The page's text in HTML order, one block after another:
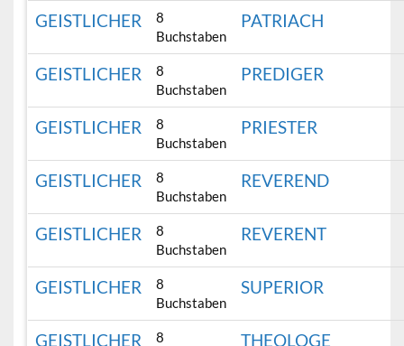
GEISTLICHER
8
Buchstaben
PATRIACH
GEISTLICHER
8
Buchstaben
PREDIGER
GEISTLICHER
8
Buchstaben
PRIESTER
GEISTLICHER
8
Buchstaben
REVEREND
GEISTLICHER
8
Buchstaben
REVERENT
GEISTLICHER
8
Buchstaben
SUPERIOR
GEISTLICHER
8
THEOLOGE